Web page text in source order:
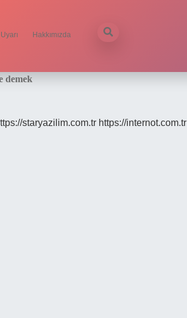
Hakkımızda
demek
staryazilim.com.tr https://internot.com.tr